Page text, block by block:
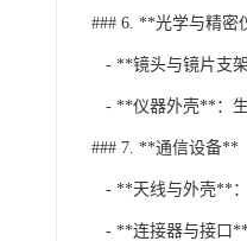
### 6. **光学与精密
- **镜头与镜片支
- **仪器外壳**：生
### 7. **通信设备**
- **天线与外壳**：
- **连接器与接口**